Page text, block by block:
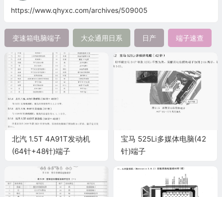
https://www.qhyxc.com/archives/509005
变速箱电脑端子 大众通用日系 日产 端子速查
北汽 1.5T 4A91T发动机
(64针+48针)端子
宝马 525Li多媒体电脑(42
针)端子